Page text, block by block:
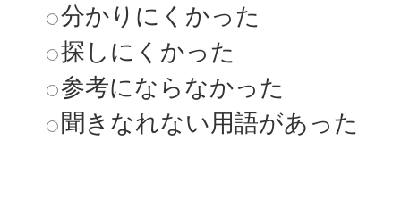
分かりにくかった
探しにくかった
参考にならなかった
聞きなれない用語があった